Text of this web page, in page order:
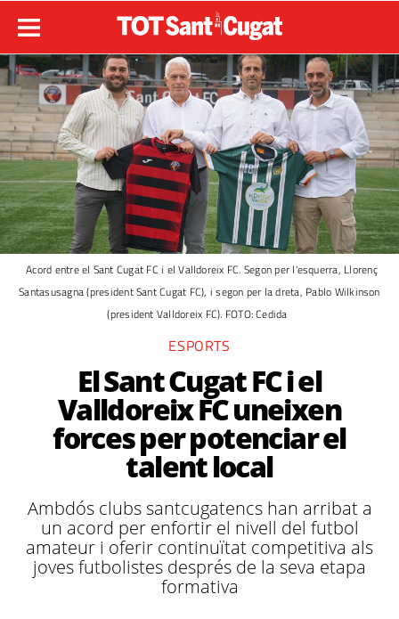
Acord entre el Sant Cugat FC i el Valldoreix FC. Segon per l'esquerra, Llorenç
Santasusagna (president Sant Cugat FC), i segon per la dreta, Pablo Wilkinson
(president Valldoreix FC). FOTO: Cedida
ESPORTS
El Sant Cugat FC i el
Valldoreix FC uneixen
forces per potenciar el
talent local
Ambdós clubs santcugatencs han arribat a
un acord per enfortir el nivell del futbol
amateur i oferir continuïtat competitiva als
joves futbolistes després de la seva etapa
formativa